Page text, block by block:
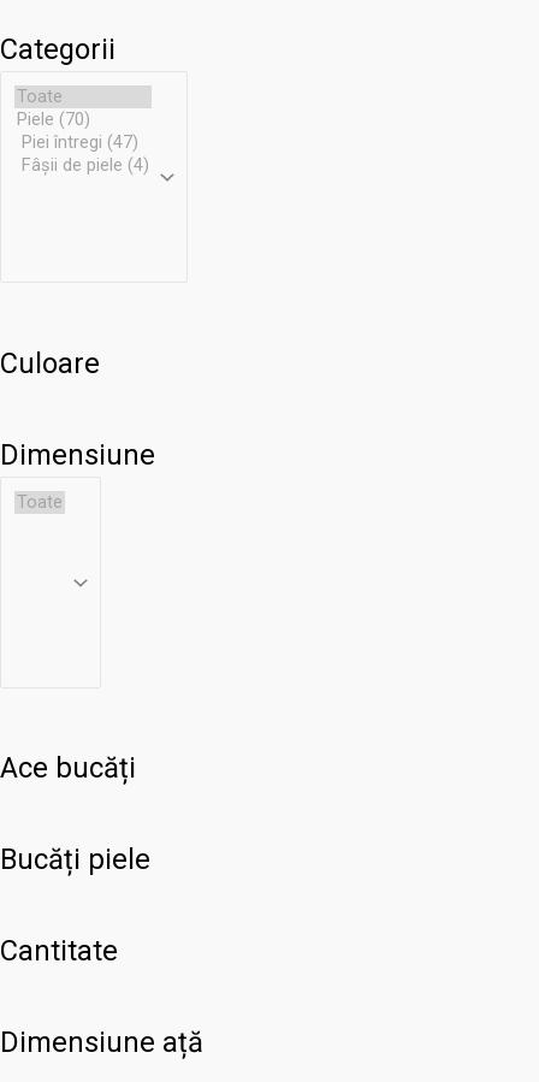
Categorii
Culoare
Dimensiune
Ace bucăți
Bucăți piele
Cantitate
Dimensiune ață